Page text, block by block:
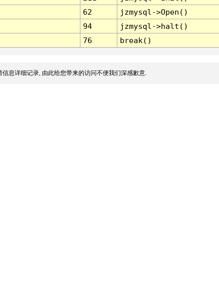
62
jzmysql->Open()
94
jzmysql->halt()
76 break()
息详细记录, 由此给您带来的访问不便我们深感歉意.